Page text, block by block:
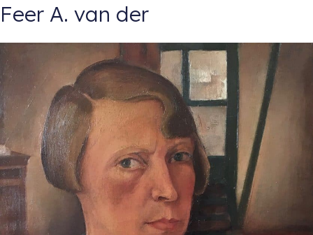
Feer A. van der